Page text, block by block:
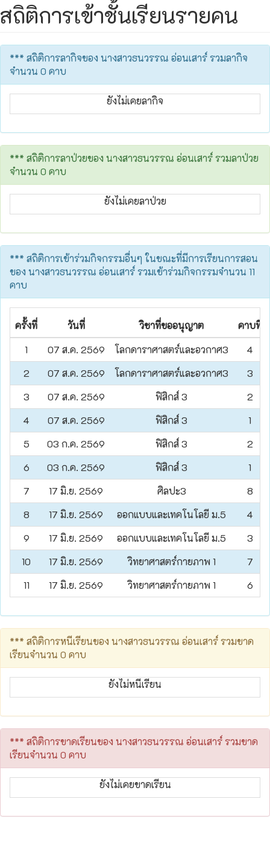
สถิติการเข้าชั้นเรียนรายคน
*** สถิติการลากิจของ นางสาวธนวรรณ อ่อนเสาร์ รวมลากิจ
จำนวน 0 คาบ
ยังไม่เคยลากิจ
*** สถิติการลาป่วยของ นางสาวธนวรรณ อ่อนเสาร์ รวมลาป่วย
จำนวน 0 คาบ
ยังไม่เคยลาป่วย
*** สถิติการเข้าร่วมกิจกรรมอื่นๆ ในขณะที่มีการเรียนการสอน
ของ นางสาวธนวรรณ อ่อนเสาร์ รวมเข้าร่วมกิจกรรมจำนวน 11
คาบ
ครั้งที่ วันที่ วิชาที่ขออนุญาต
คาบที่
1
07 ส.ค. 2569 โลกดาราศาสตร์และอวกาศ3
4
2
07 ส.ค. 2569 โลกดาราศาสตร์และอวกาศ3
3
3
07 ส.ค. 2569 ฟิสิกส์ 3
2
4
07 ส.ค. 2569 ฟิสิกส์ 3
1
5
03 ก.ค. 2569 ฟิสิกส์ 3
2
6
03 ก.ค. 2569 ฟิสิกส์ 3
1
7
17 มิ.ย. 2569 ศิลปะ3
8
8
17 มิ.ย. 2569 ออกแบบและเทคโนโลยี ม.5
4
9
17 มิ.ย. 2569 ออกแบบและเทคโนโลยี ม.5
3
10
17 มิ.ย. 2569 วิทยาศาสตร์กายภาพ 1
7
11
17 มิ.ย. 2569 วิทยาศาสตร์กายภาพ 1 6
*** สถิติการหนีเรียนของ นางสาวธนวรรณ อ่อนเสาร์ รวมขาด
เรียนจำนวน 0 คาบ
ยังไม่หนีเรียน
*** สถิติการขาดเรียนของ นางสาวธนวรรณ อ่อนเสาร์ รวมขาด
เรียนจำนวน 0 คาบ
ยังไม่เคยขาดเรียน